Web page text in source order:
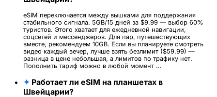
eSIM переключается между вышками для поддержания
стабильного сигнала. 5GB/15 дней за $9.99 — выбор 60%
туристов. Этого хватает для ежедневной навигации,
соцсетей и мессенджеров. Для пар, путешествующих
вместе, рекомендуем 10GB. Если вы планируете смотреть
видео каждый вечер, лучше взять безлимит ($59.99) —
разница в цене небольшая, а лимитов по трафику нет.
Пополнить тариф можно в любой момент …
✦ Работает ли eSIM на планшетах в
Швейцарии?